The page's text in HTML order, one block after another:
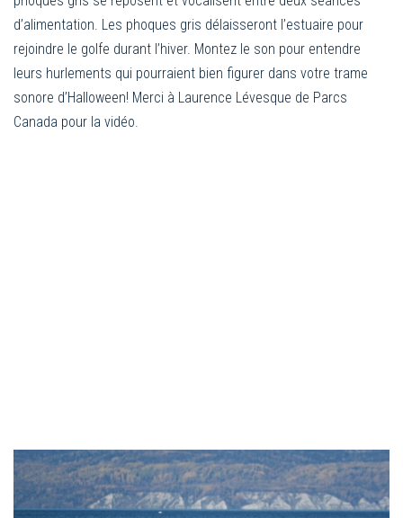
d’alimentation. Les phoques gris délaisseront l’estuaire pour
rejoindre le golfe durant l’hiver. Montez le son pour entendre
leurs hurlements qui pourraient bien figurer dans votre trame
sonore d’Halloween! Merci à Laurence Lévesque de Parcs
Canada pour la vidéo.